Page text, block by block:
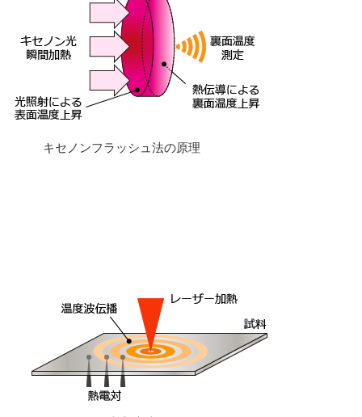
キセノンフラッシュ法の原理